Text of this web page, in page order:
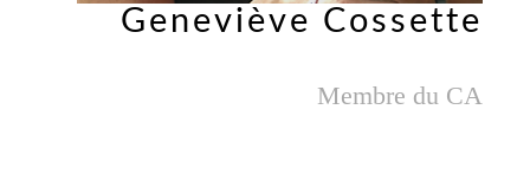
Geneviève Cossette
Membre du CA